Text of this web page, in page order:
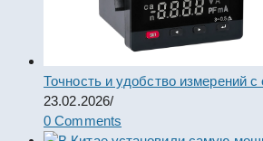
Точность и удобство измерений
23.02.2026/
0 Comments